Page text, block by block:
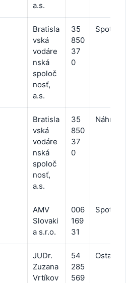
a.s.
Bratisla
vská
vodáre
nská
spoloč
nosť,
a.s.
35
850
37
0
Bratisla
vská
vodáre
nská
spoloč
nosť,
a.s.
35
850
37
0
AMV
Slovaki
a s.r.o.
006
169
31
JUDr.
Zuzana
Vrtíkov
54
285
569
Ostatné